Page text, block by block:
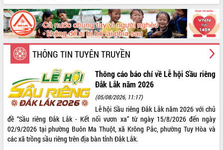
THÔNG TIN TUYÊN TRUYỀN
Thông cáo báo chí về Lễ hội Sầu riêng
Đắk Lắk năm 2026
(05/08/2026, 11:17)
Lễ hội Sầu riêng Đắk Lắk năm 2026 với chủ
đề “Sầu riêng Đắk Lắk - Kết nối vươn xa” từ ngày 15/8/2026 đến ngày
02/9/2026 tại phường Buôn Ma Thuột, xã Krông Pắc, phường Tuy Hòa và
các xã trồng sầu riêng trên địa bàn tỉnh Đắk Lắk.